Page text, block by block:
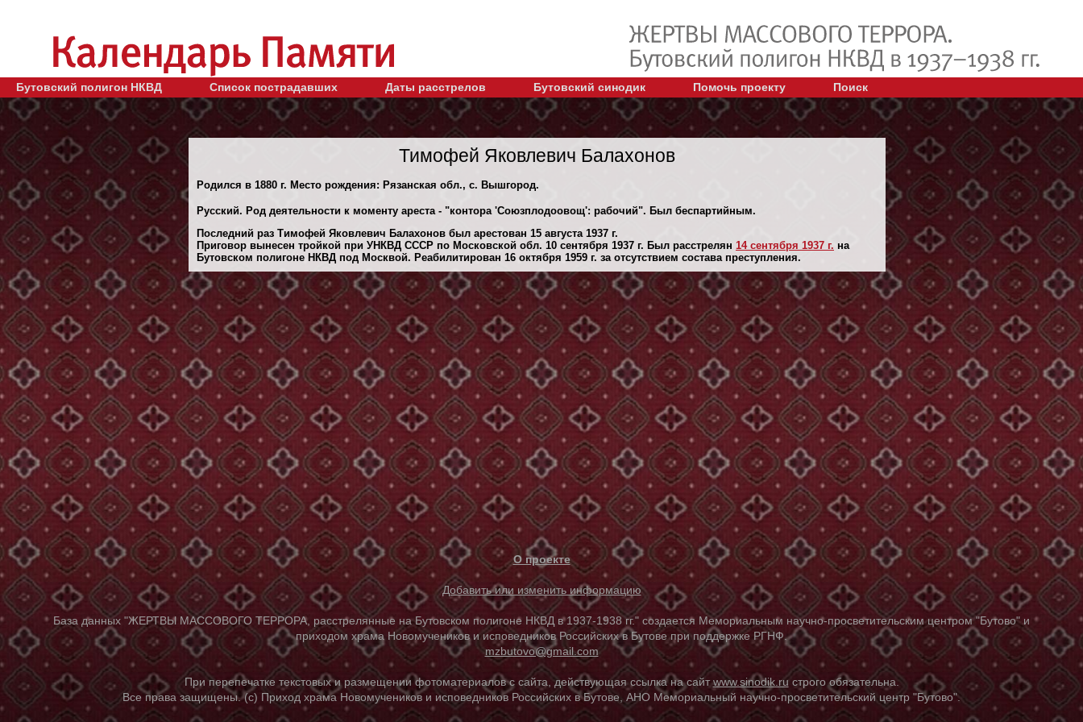
Бутовский полигон НКВД Список пострадавших Даты расстрелов Бутовский синодик Помочь проекту Поиск
Тимофей Яковлевич Балахонов
Родился в 1880 г. Место рождения: Рязанская обл., с. Вышгород.
Русский. Род деятельности к моменту ареста - "контора 'Союзплодоовощ': рабочий". Был беспартийным.
Последний раз Тимофей Яковлевич Балахонов был арестован 15 августа 1937 г.
Приговор вынесен тройкой при УНКВД СССР по Московской обл. 10 сентября 1937 г. Был расстрелян 14 сентября 1937 г. на
Бутовском полигоне НКВД под Москвой. Реабилитирован 16 октября 1959 г. за отсутствием состава преступления.
О проекте
Добавить или изменить информацию
База данных "ЖЕРТВЫ МАССОВОГО ТЕРРОРА, расстрелянные на Бутовском полигоне НКВД в 1937-1938 гг." создается Мемориальным научно-просветительским центром "Бутово" и
приходом храма Новомучеников и исповедников Российских в Бутове при поддержке РГНФ.
mzbutovo@gmail.com
При перепечатке текстовых и размещении фотоматериалов с сайта, действующая ссылка на сайтwww.sinodik.ru строго обязательна.
Все права защищены. (с) Приход храма Новомучеников и исповедников Российских в Бутове, АНО Мемориальный научно-просветительский центр "Бутово".